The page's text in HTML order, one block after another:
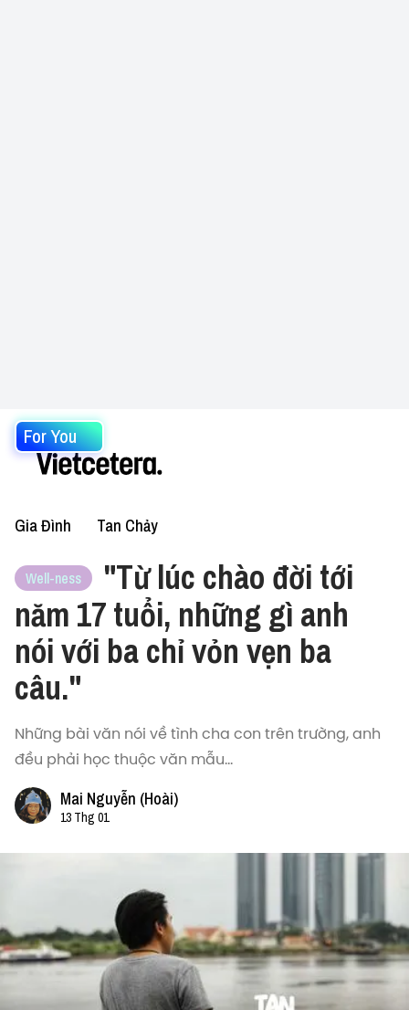
For You
Gia Đình Tan Chảy
Well-ness
"Từ lúc chào đời tới
năm 17 tuổi, những gì anh
nói với ba chỉ vỏn vẹn ba
câu."
Những bài văn nói về tình cha con trên trường, anh
đều phải học thuộc văn mẫu...
Mai Nguyễn (Hoài)
13 Thg 01